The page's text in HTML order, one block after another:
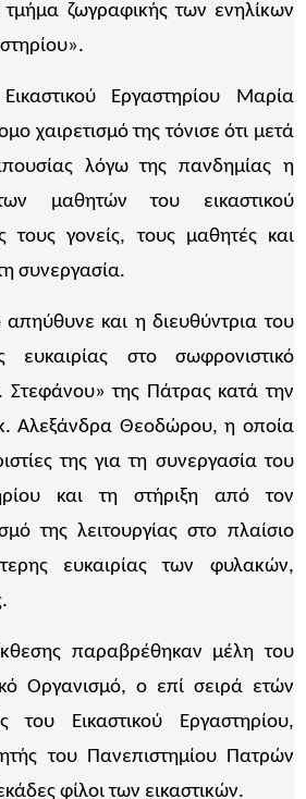
τμήμα ζωγραφικής των ενηλίκων
Εργαστηρίου Μαρία
χαιρετισμό της τόνισε ότι μετά
λόγω της πανδημίας η
μαθητών του εικαστικού
τους γονείς, τους μαθητές και
συνεργασία.
απηύθυνε και η διευθύντρια του
ευκαιρίας στο σωφρονιστικό
Στεφάνου» της Πάτρας κατά την
Αλεξάνδρα Θεοδώρου, η οποία
της για τη συνεργασία του
και τη στήριξη από τον
της λειτουργίας στο πλαίσιο
ευκαιρίας των φυλακών,
παραβρέθηκαν μέλη του
Οργανισμό, ο επί σειρά ετών
του Εικαστικού Εργαστηρίου,
του Πανεπιστημίου Πατρών
φίλοι των εικαστικών.